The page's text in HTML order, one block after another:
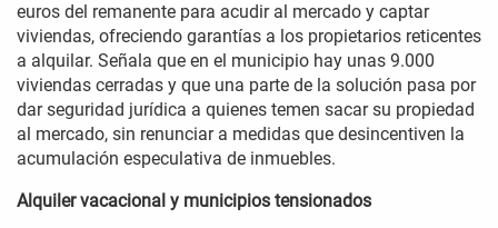
euros del remanente para acudir al mercado y captar
viviendas, ofreciendo garantías a los propietarios reticentes
a alquilar. Señala que en el municipio hay unas 9.000
viviendas cerradas y que una parte de la solución pasa por
dar seguridad jurídica a quienes temen sacar su propiedad
al mercado, sin renunciar a medidas que desincentiven la
acumulación especulativa de inmuebles.
Alquiler vacacional y municipios tensionados